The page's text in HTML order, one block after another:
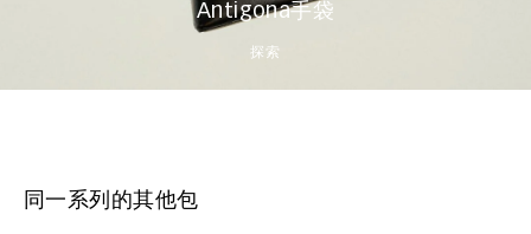
Antigona手袋
探索​
同一系列的其他包